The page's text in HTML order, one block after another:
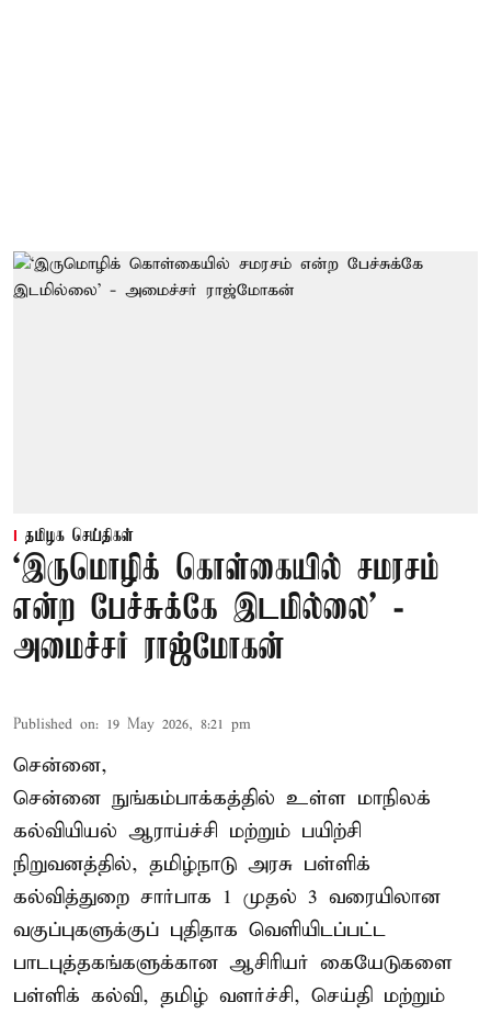
தமிழக செய்திகள்
‘இருமொழிக் கொள்கையில் சமரசம்
என்ற பேச்சுக்கே இடமில்லை’ -
அமைச்சர் ராஜ்மோகன்
Published on: 19 May 2026, 8:21 pm
சென்னை,
சென்னை நுங்கம்பாக்கத்தில் உள்ள மாநிலக்
கல்வியியல் ஆராய்ச்சி மற்றும் பயிற்சி
நிறுவனத்தில், தமிழ்நாடு அரசு பள்ளிக்
கல்வித்துறை சார்பாக 1 முதல் 3 வரையிலான
வகுப்புகளுக்குப் புதிதாக வெளியிடப்பட்ட
பாடபுத்தகங்களுக்கான ஆசிரியர் கையேடுகளை
பள்ளிக் கல்வி, தமிழ் வளர்ச்சி, செய்தி மற்றும்